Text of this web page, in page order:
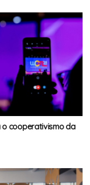
o cooperativismo da